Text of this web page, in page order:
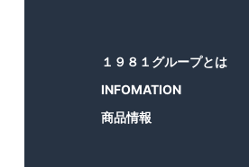
１９８１グループとは
INFOMATION
商品情報